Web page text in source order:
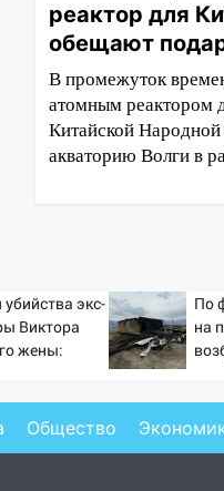
реактор для
обещают
В промежуток
атомным реактором
Китайской
акваторию Волги в
экс-
Виктора
жены:
По
на
Общество